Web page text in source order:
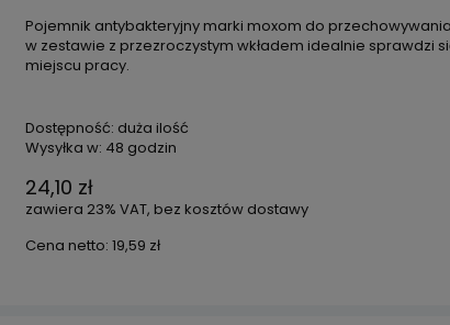
Pojemnik antybakteryjny marki moxom do
w zestawie z przezroczystym wkładem idealnie sprawdzi
miejscu pracy.
Dostępność: duża ilość
Wysyłka w: 48 godzin
24,10 zł
zawiera 23% VAT, bez kosztów dostawy
Cena netto: 19,59 zł